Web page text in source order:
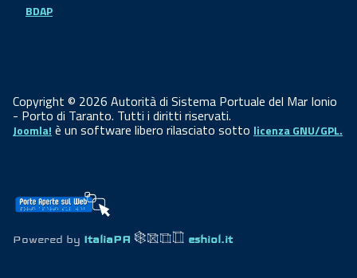
BDAP
Copyright © 2026 Autorità di Sistema Portuale del Mar Ionio
- Porto di Taranto. Tutti i diritti riservati.
Joomla! è un software libero rilasciato sotto licenza GNU/GPL.
Powered by ItaliaPA eshiol.it